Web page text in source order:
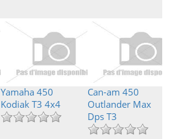
Yamaha 450
Kodiak T3 4x4
Can-am 450
Outlander Max
Dps T3